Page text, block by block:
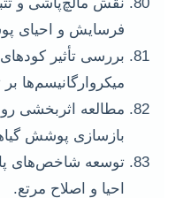
فرسایش و احیای
بررسی تأثیر
میکروارگانیسم‌ها
مطالعه اثربخشی
بازسازی پوشش
توسعه شاخص‌های
احیا و اصلاح مرتع.